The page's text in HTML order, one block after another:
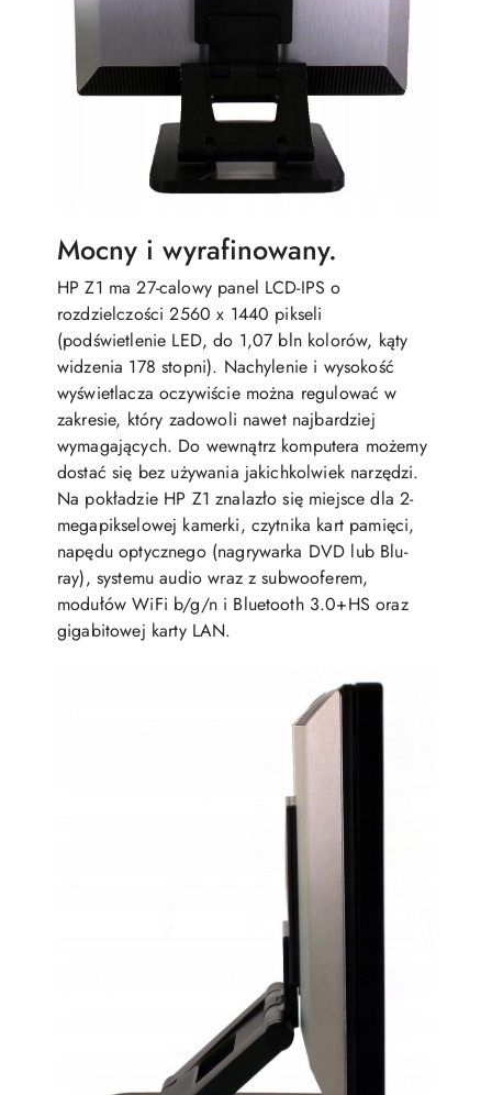
Mocny i wyrafinowany.
HP Z1 ma 27-calowy panel LCD-IPS o
rozdzielczości 2560 x 1440 pikseli
(podświetlenie LED, do 1,07 bln kolorów, kąty
widzenia 178 stopni). Nachylenie i wysokość
wyświetlacza oczywiście można regulować w
zakresie, który zadowoli nawet najbardziej
wymagających. Do wewnątrz komputera możemy
dostać się bez używania jakichkolwiek narzędzi.
Na pokładzie HP Z1 znalazło się miejsce dla 2-
megapikselowej kamerki, czytnika kart pamięci,
napędu optycznego (nagrywarka DVD lub Blu-
ray), systemu audio wraz z subwooferem,
modułów WiFi b/g/n i Bluetooth 3.0+HS oraz
gigabitowej karty LAN.